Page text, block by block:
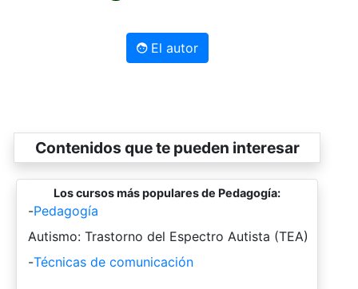
El autor
Contenidos que te pueden interesar
Los cursos más populares de Pedagogía:
-Pedagogía
-
Autismo: Trastorno del Espectro Autista (TEA)
-Técnicas de comunicación